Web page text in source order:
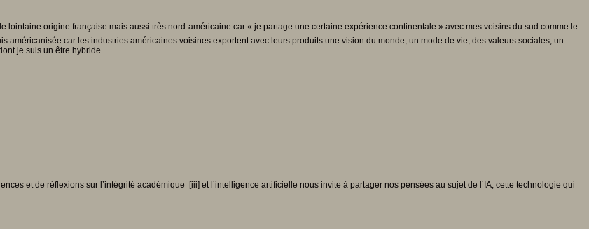
lointaine origine française mais aussi très nord-américaine car « je partage une certaine expérience continentale » avec mes voisins du sud comme le
américanisée car les industries américaines voisines exportent avec leurs produits une vision du monde, un mode de vie, des valeurs sociales, un
je suis un être hybride.
et de réflexions sur l’intégrité académique [iii] et l’intelligence artificielle nous invite à partager nos pensées au sujet de l’IA, cette technologie qui